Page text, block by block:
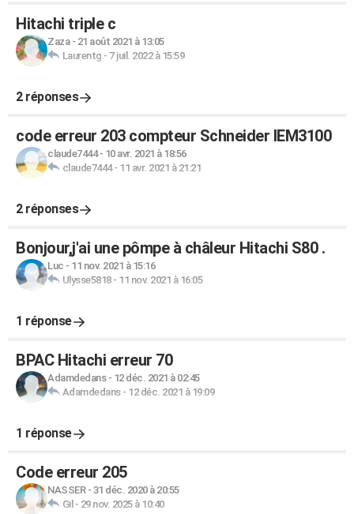
Hitachi triple c
Zaza- 21 août 2021 à 13:05
Laurentg - 7 juil. 2022 à 15:59
2 réponses
code erreur 203 compteur Schneider IEM3100
claude7444- 10 avr. 2021 à 18:56
claude7444- 11 avr. 2021 à 21:21
2 réponses
Bonjour,j'ai une pômpe à châleur Hitachi S80 .
Luc - 11 nov. 2021 à 15:16
Ulysse5818- 11 nov. 2021 à 16:05
1 réponse
BPAC Hitachi erreur 70
Adamdedans- 12 déc. 2021 à 02:45
Adamdedans- 12 déc. 2021 à 19:09
1 réponse
Code erreur 205
NASSER- 31 déc. 2020 à 20:55
Gil - 29 nov. 2025 à 10:40